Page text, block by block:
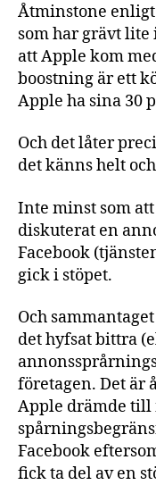
Åtminstone
som har grävt
att Apple kom
boostning är ett
Apple ha sina 30
Och det låter
det känns helt
Inte minst som
diskuterat en
Facebook
gick i stöpet.
Och
det hyfsat bittra
företagen. Det
Apple drämde till
Facebook
fick ta del av en